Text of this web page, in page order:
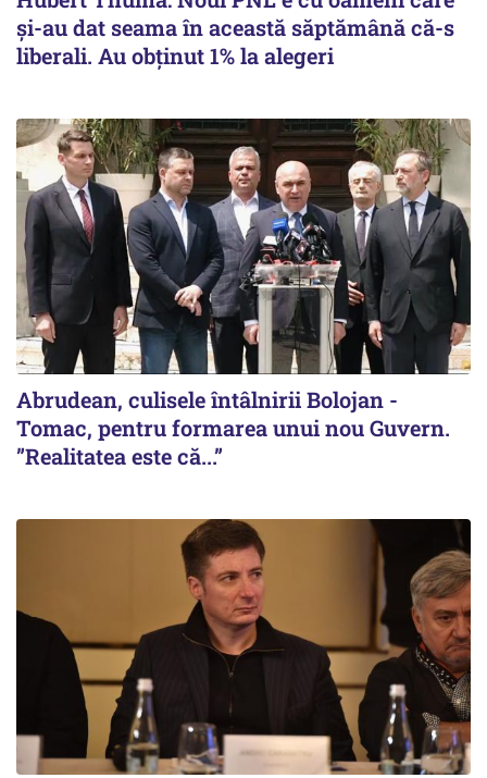
și-au dat seama în această săptămână că-s
liberali. Au obținut 1% la alegeri
Abrudean, culisele întâlnirii Bolojan -
Tomac, pentru formarea unui nou Guvern.
”Realitatea este că...”